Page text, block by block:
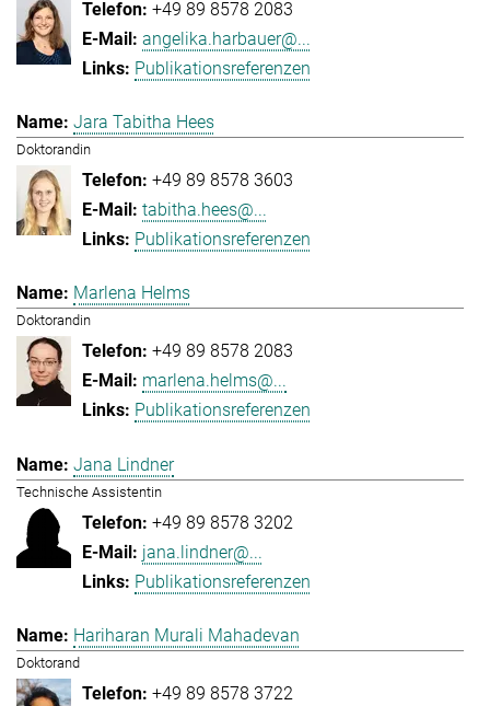
+49 89 8578 2083
angelika.harbauer@...
Publikationsreferenzen
Jara Tabitha Hees
Doktorandin
+49 89 8578 3603
tabitha.hees@...
Publikationsreferenzen
Marlena Helms
Doktorandin
+49 89 8578 2083
marlena.helms@...
Publikationsreferenzen
Jana Lindner
Technische Assistentin
+49 89 8578 3202
jana.lindner@...
Publikationsreferenzen
Hariharan Murali Mahadevan
Doktorand
+49 89 8578 3722